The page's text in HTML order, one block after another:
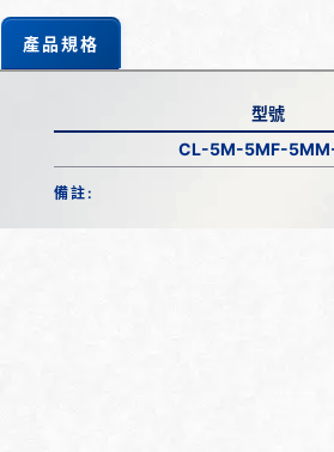
產品規格
型號
CL-5M-5MF-
備註: